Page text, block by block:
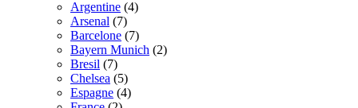
Argentine (4)
Arsenal (7)
Barcelone (7)
Bayern Munich (2)
Bresil (7)
Chelsea (5)
Espagne (4)